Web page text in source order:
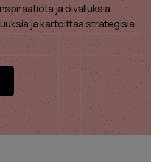
ja oivalluksia,
ja kartoittaa strategisia